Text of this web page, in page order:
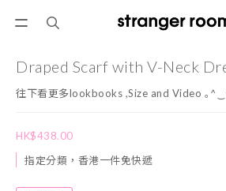
Draped Scarf with V-Neck
往下看更多lookbooks ,Size and Video ｡
HK$438.00
指定分類，香港一件免快遞